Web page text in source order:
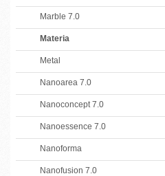
Marble 7.0
Materia
Metal
Nanoarea 7.0
Nanoconcept 7.0
Nanoessence 7.0
Nanoforma
Nanofusion 7.0